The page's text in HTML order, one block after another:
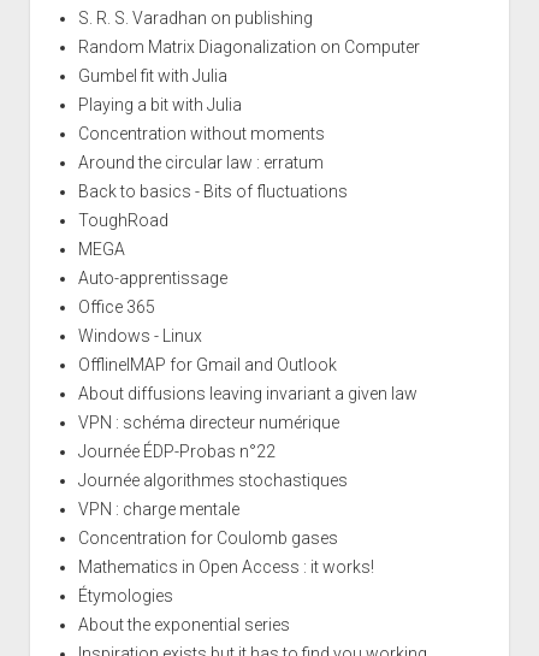
S. R. S. Varadhan on publishing
Random Matrix Diagonalization on Computer
Gumbel fit with Julia
Playing a bit with Julia
Concentration without moments
Around the circular law : erratum
Back to basics - Bits of fluctuations
ToughRoad
MEGA
Auto-apprentissage
Office 365
Windows - Linux
OfflineIMAP for Gmail and Outlook
About diffusions leaving invariant a given law
VPN : schéma directeur numérique
Journée ÉDP-Probas n°22
Journée algorithmes stochastiques
VPN : charge mentale
Concentration for Coulomb gases
Mathematics in Open Access : it works!
Étymologies
About the exponential series